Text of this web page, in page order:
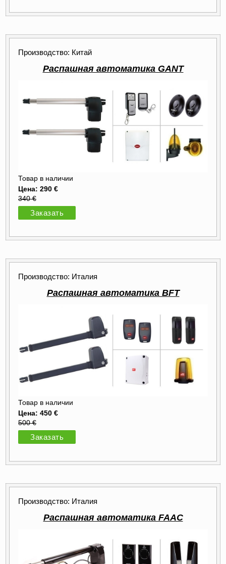
Производство: Китай
Распашная автоматика GANT
Товар в наличии
Цена: 290 €
340 €
Заказать
Производство: Италия
Распашная автоматика BFT
Товар в наличии
Цена: 450 €
500 €
Заказать
Производство: Италия
Распашная автоматика FAAC